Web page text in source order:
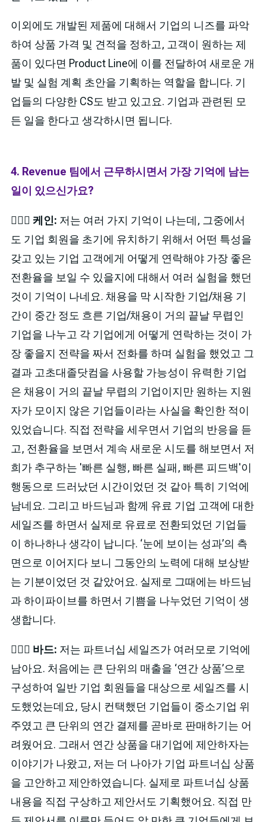
이외에도 개발된 제품에 대해서 기업의 니즈를 파악
하여 상품 가격 및 견적을 정하고, 고객이 원하는 제
품이 있다면 Product Line에 이를 전달하여 새로운 개
발 및 실험 계획 초안을 기획하는 역할을 합니다. 기
업들의 다양한 CS도 받고 있고요. 기업과 관련된 모
든 일을 한다고 생각하시면 됩니다.
4. Revenue 팀에서 근무하시면서 가장 기억에 남는
일이 있으신가요?
🙋🏻‍♂️ 케인: 저는 여러 가지 기억이 나는데, 그중에서
도 기업 회원을 초기에 유치하기 위해서 어떤 특성을
갖고 있는 기업 고객에게 어떻게 연락해야 가장 좋은
전환율을 보일 수 있을지에 대해서 여러 실험을 했던
것이 기억이 나네요. 채용을 막 시작한 기업/채용 기
간이 중간 정도 흐른 기업/채용이 거의 끝날 무렵인
기업을 나누고 각 기업에게 어떻게 연락하는 것이 가
장 좋을지 전략을 짜서 전화를 하며 실험을 했었고 그
결과 고초대졸닷컴을 사용할 가능성이 유력한 기업
은 채용이 거의 끝날 무렵의 기업이지만 원하는 지원
자가 모이지 않은 기업들이라는 사실을 확인한 적이
있었습니다. 직접 전략을 세우면서 기업의 반응을 듣
고, 전환율을 보면서 계속 새로운 시도를 해보면서 저
희가 추구하는 '빠른 실행, 빠른 실패, 빠른 피드백'이
행동으로 드러났던 시간이었던 것 같아 특히 기억에
남네요. 그리고 바드님과 함께 유료 기업 고객에 대한
세일즈를 하면서 실제로 유료로 전환되었던 기업들
이 하나하나 생각이 납니다. ‘눈에 보이는 성과’의 측
면으로 이어지다 보니 그동안의 노력에 대해 보상받
는 기분이었던 것 같았어요. 실제로 그때에는 바드님
과 하이파이브를 하면서 기쁨을 나누었던 기억이 생
생합니다.
🙋🏻‍♂️ 바드: 저는 파트너십 세일즈가 여러모로 기억에
남아요. 처음에는 큰 단위의 매출을 ‘연간 상품’으로
구성하여 일반 기업 회원들을 대상으로 세일즈를 시
도했었는데요, 당시 컨택했던 기업들이 중소기업 위
주였고 큰 단위의 연간 결제를 곧바로 판매하기는 어
려웠어요. 그래서 연간 상품을 대기업에 제안하자는
이야기가 나왔고, 저는 더 나아가 기업 파트너십 상품
을 고안하고 제안하였습니다. 실제로 파트너십 상품
내용을 직접 구상하고 제안서도 기획했어요. 직접 만